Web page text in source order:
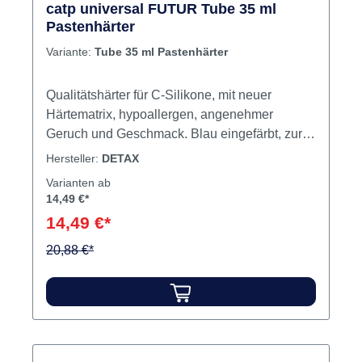
catp universal FUTUR Tube 35 ml
Pastenhärter
Variante: Tube 35 ml Pastenhärter
Qualitätshärter für C-Silikone, mit neuer
Härtematrix, hypoallergen, angenehmer
Geruch und Geschmack. Blau eingefärbt, zur
exakten Dosierung und Kontrolle des
Hersteller: DETAX
Varianten ab
14,49 €*
14,49 €*
20,88 €*